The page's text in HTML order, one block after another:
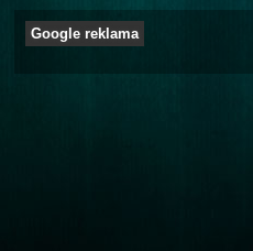
Google reklama